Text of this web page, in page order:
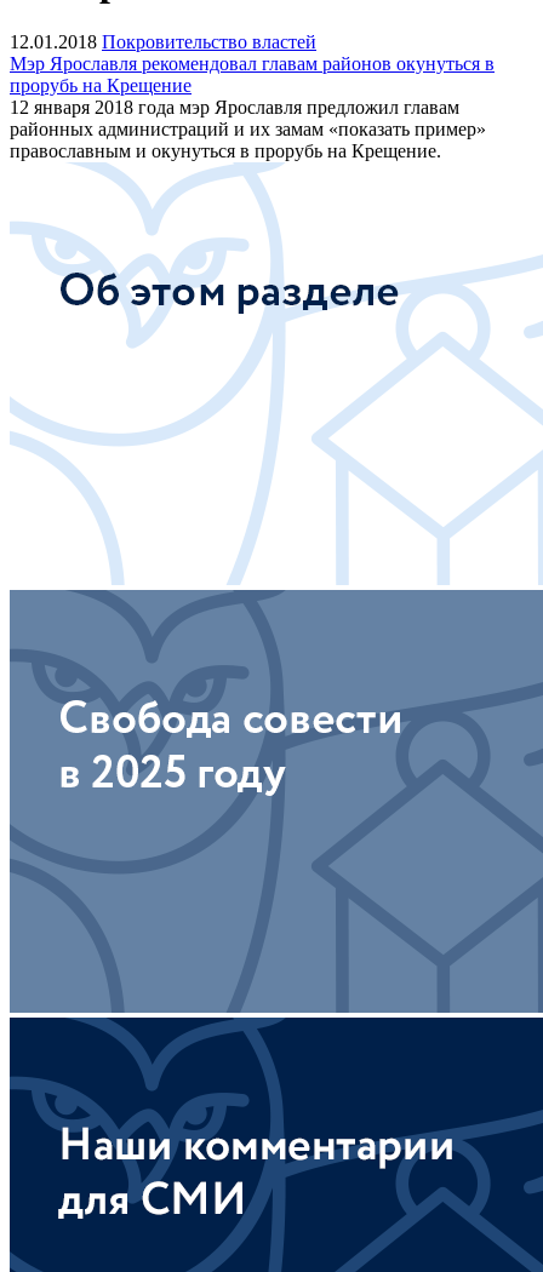
12.01.2018 Покровительство властей
Мэр Ярославля рекомендовал главам районов окунуться в
прорубь на Крещение
12 января 2018 года мэр Ярославля предложил главам
районных администраций и их замам «показать пример»
православным и окунуться в прорубь на Крещение.